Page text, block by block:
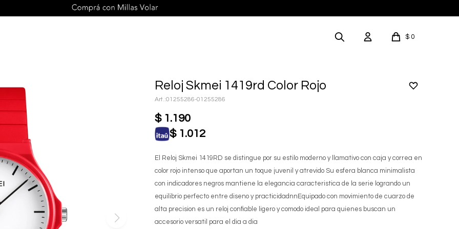
$ 0
Reloj Skmei 1419rd Color Rojo
01255286-01255286
$ 1.190
$ 1.012
El Reloj Skmei 1419RD se distingue por su estilo moderno y llamativo con caja y correa en
color rojo intenso que aportan un toque juvenil y atrevido Su esfera blanca minimalista
con indicadores negros mantiene la elegancia caracteristica de la serie logrando un
equilibrio perfecto entre diseno y practicidadnnEquipado con movimiento de cuarzo de
alta precision es un reloj confiable ligero y comodo ideal para quienes buscan un
accesorio versatil para el dia a dia